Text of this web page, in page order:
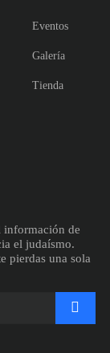
Eventos
Galería
Tienda
información de
el judaísmo.
pierdas una sola